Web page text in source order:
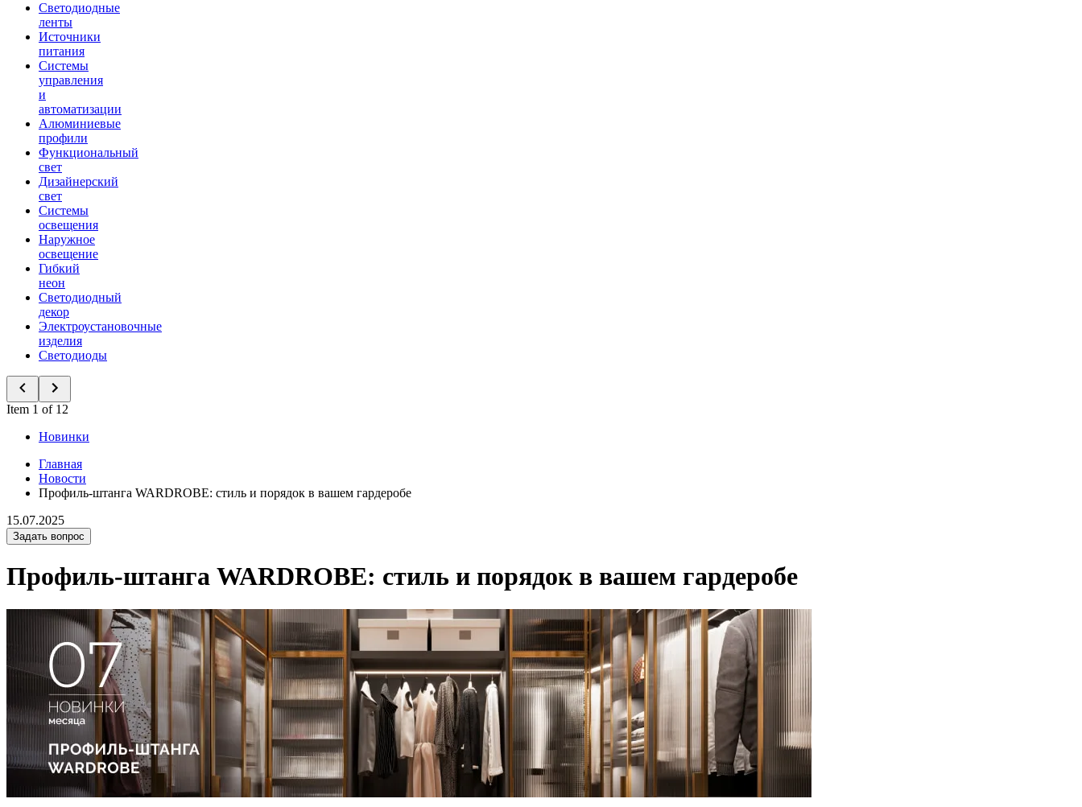
Светодиодные
ленты
Источники
питания
Системы
управления
и
автоматизации
Алюминиевые
профили
Функциональный
свет
Дизайнерский
свет
Системы
освещения
Наружное
освещение
Гибкий
неон
Светодиодный
декор
Электроустановочные
изделия
Светодиоды
Item 1 of 12
Новинки
Главная
Новости
Профиль-штанга WARDROBE: стиль и порядок в вашем гардеробе
15.07.2025
Задать вопрос
Профиль-штанга WARDROBE: стиль и порядок в вашем гардеробе